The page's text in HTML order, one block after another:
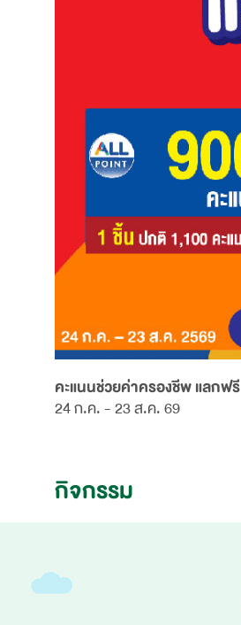
คะแนนช่วยค่าครองชีพ แลกฟรี
24 ก.ค. - 23 ส.ค. 69
กิจกรรม